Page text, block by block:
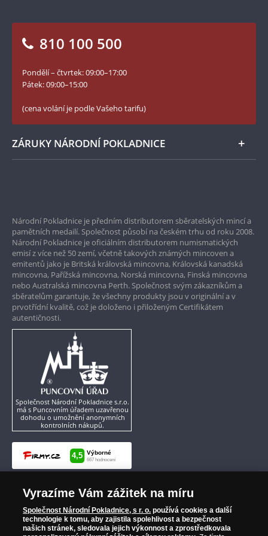
Numismatické novinky
Blog Pokladnice mincí
Facebook Národní Pokladnice
Twitter Národní Pokladnice
LinkedIn Národní Pokladnice
Instagram Národní Pokladnice
810 100 500
Pondělí – čtvrtek: 09:00–17:00
Pátek: 09:00–15:00
(cena volání je podle Vašeho tarifu)
ZÁRUKY NÁRODNÍ POKLADNICE
Garance nejvyšší kvality
Pouze originální produkty
Národní Pokladnice je předním distributorem sběratelských mincí a
pamětních medailí. Společnost působí na českém trhu od roku 2008.
Národní Pokladnice je oficiálním distributorem numismatických
emisí z více než 50 zemí, včetně takových známých mincoven a
emitentů jako je Britská královská mincovna, Královská kanadská
mincovna, Pařížská mincovna, Norská mincovna, Finská mincovna
nebo Australská mincovna Perth. Společnost svým zákazníkům a
sběratelům garantuje, že všechny produkty jsou v originální a v
prvotřídní kvalitě, což je doloženo i přiloženým Certifikátem
autentičnosti.
Společnost Národní Pokladnice s.r.o.
má s Puncovním úřadem uzavřenou
dohodu o umožnění anonymních
kontrolních nákupů.
Vyrazíme Vám zážitek na míru
Společnost Národní Pokladnice, s r. o. používá cookies a další
technologie k tomu, aby zajistila spolehlivost a bezpečnost
našich stránek, sledovala jejich výkonnost a zprostředkovala